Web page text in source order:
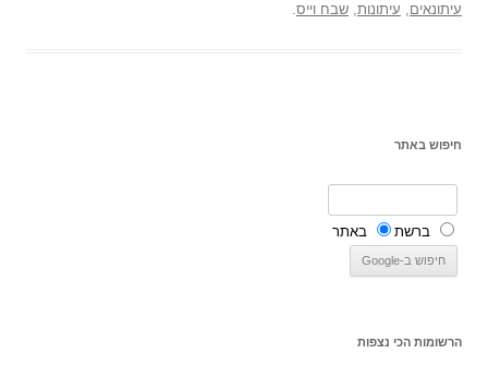
עיתונאים, עיתונות, שבח וייס.
חיפוש באתר
ברשת באתר
הרשומות הכי נצפות